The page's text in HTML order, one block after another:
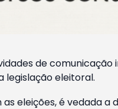
de
legislação eleitoral.
eleições, é vedada